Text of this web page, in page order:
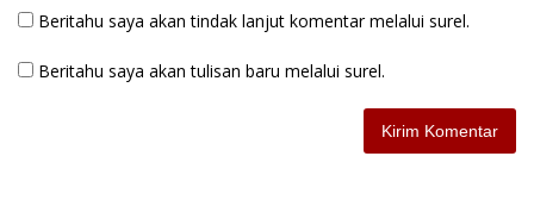
Beritahu saya akan tindak lanjut komentar melalui surel.
Beritahu saya akan tulisan baru melalui surel.